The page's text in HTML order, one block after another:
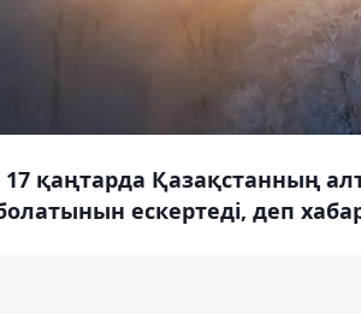
қаңтарда Қазақстанның
ескертеді, деп